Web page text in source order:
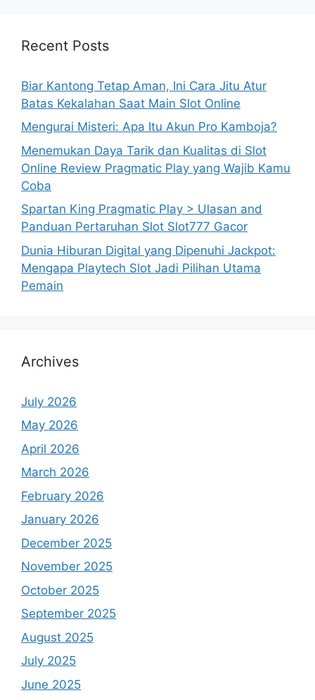
Recent Posts
Biar Kantong Tetap Aman, Ini Cara Jitu Atur
Batas Kekalahan Saat Main Slot Online
Mengurai Misteri: Apa Itu Akun Pro Kamboja?
Menemukan Daya Tarik dan Kualitas di Slot
Online Review Pragmatic Play yang Wajib Kamu
Coba
Spartan King Pragmatic Play > Ulasan and
Panduan Pertaruhan Slot Slot777 Gacor
Dunia Hiburan Digital yang Dipenuhi Jackpot:
Mengapa Playtech Slot Jadi Pilihan Utama
Pemain
Archives
July 2026
May 2026
April 2026
March 2026
February 2026
January 2026
December 2025
November 2025
October 2025
September 2025
August 2025
July 2025
June 2025